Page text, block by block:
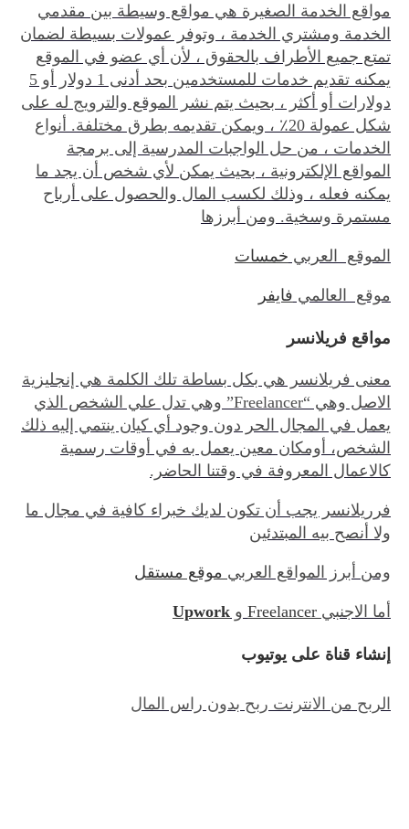
مواقع الخدمة الصغيرة هي مواقع وسيطة بين مقدمي
الخدمة ومشتري الخدمة ، وتوفر عمولات بسيطة لضمان
تمتع جميع الأطراف بالحقوق ، لأن أي عضو في الموقع
يمكنه تقديم خدمات للمستخدمين بحد أدنى 1 دولار أو 5
دولارات أو أكثر ، بحيث يتم نشر الموقع والترويج له على
شكل عمولة 20٪ ، ويمكن تقديمه بطرق مختلفة. أنواع
الخدمات ، من حل الواجبات المدرسية إلى برمجة
المواقع الإلكترونية ، بحيث يمكن لأي شخص أن يجد ما
يمكنه فعله ، وذلك لكسب المال والحصول على أرباح
مستمرة وسخية. ومن أبرزها
الموقع العربي خمسات
موقع العالمي فايفر
مواقع فريلانسر
معنى فريلانسر هي بكل بساطة تلك الكلمة هي إنجليزية
الاصل وهي “Freelancer” وهي تدل علي الشخص الذي
يعمل في المجال الحر دون وجود أي كيان ينتمي إليه ذلك
الشخص، أومكان معين يعمل به في أوقات رسمية
كالاعمال المعروفة في وقتنا الحاضر.
فرريلانسر يجب أن تكون لديك خبراء كافية في مجال ما
ولا أنصح بيه المبتدئين
ومن أبرز المواقع العربي موقع مستقل
أما الاجنبي و Upwork
إنشاء قناة على يوتيوب
الربح من الانترنت ربح بدون راس المال